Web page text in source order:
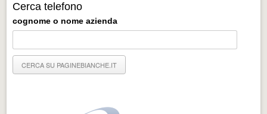
Cerca telefono
cognome o nome azienda